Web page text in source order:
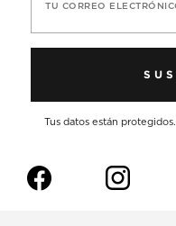
TU CORREO
Tus datos están
f i